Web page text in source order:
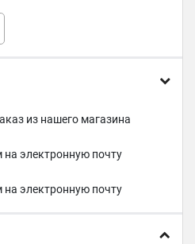
из нашего магазина
электронную почту
электронную почту